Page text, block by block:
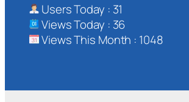
Users Today : 31
Views Today : 36
Views This Month : 1048